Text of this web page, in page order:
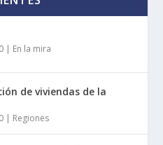
| En la mira
de viviendas de la
| Regiones